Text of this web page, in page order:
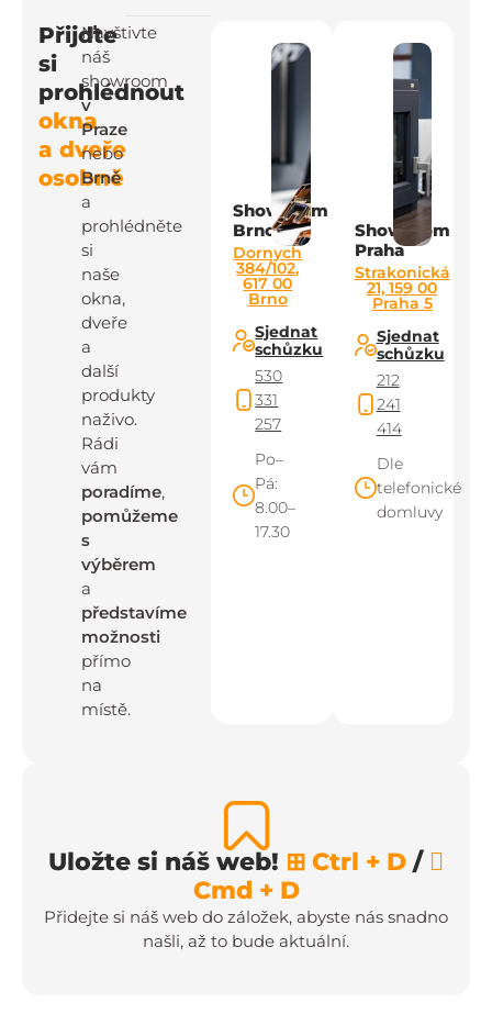
Přijďte
si
prohlédnout
okna
a dveře
osobně
Navštivte
náš
showroom
v
Praze
nebo
Brně
a
prohlédněte
si
naše
okna,
dveře
a
další
produkty
naživo.
Rádi
vám
poradíme,
pomůžeme
s
výběrem
a
představíme
možnosti
přímo
na
místě.
Showroom
Brno
Dornych
384/102,
617 00
Brno
Sjednat
schůzku
530
331
257
Po–
Pá:
8.00–
17.30
Showroom
Praha
Strakonická
21, 159 00
Praha 5
Sjednat
schůzku
212
241
414
Dle
telefonické
domluvy
Uložte si náš web! ⊞ Ctrl + D / 
Cmd + D
Přidejte si náš web do záložek, abyste nás snadno
našli, až to bude aktuální.